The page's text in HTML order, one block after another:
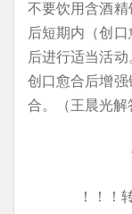
不要饮用含酒
后短期内（创
后进行适当活
创口愈合后增
合。（王晨光解
！！！